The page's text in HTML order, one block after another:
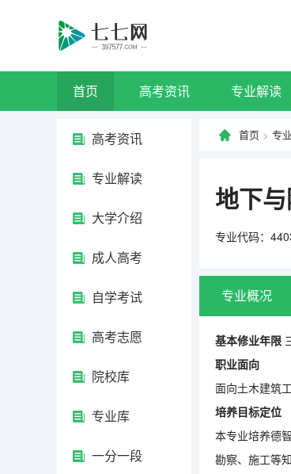
首页 高考资讯 专业解读
高考资讯
专业解读
大学介绍
成人高考
自学考试
高考志愿
院校库
专业库
一分一段
首页 > 专
地下
专业代码：
专业概况
基本修业年限
职业面向
面向土木建筑
培养目标定位
本专业培养德
勘察、施工等